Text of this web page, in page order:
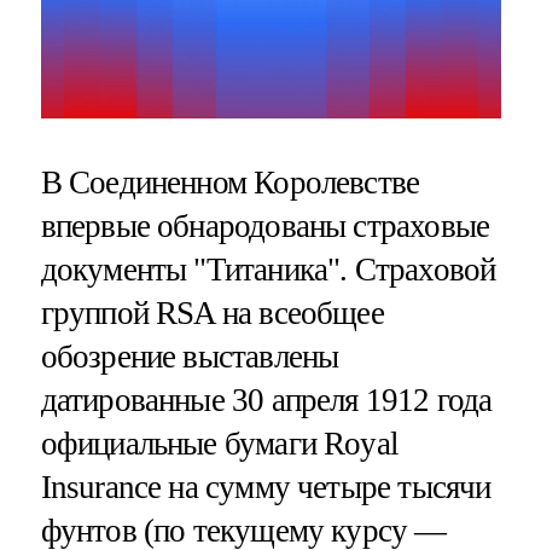
В Соединенном Королевстве
впервые обнародованы страховые
документы "Титаника". Страховой
группой RSA на всеобщее
обозрение выставлены
датированные 30 апреля 1912 года
официальные бумаги Royal
Insurance на сумму четыре тысячи
фунтов (по текущему курсу —